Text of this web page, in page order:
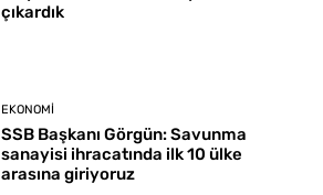
çıkardık
EKONOMI
SSB Başkanı Görgün: Savunma
sanayisi ihracatında ilk 10 ülke
arasına giriyoruz